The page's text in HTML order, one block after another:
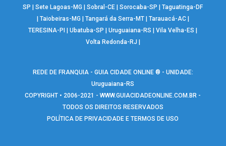
SP
|Sete Lagoas-MG |Sobral-CE |Sorocaba-SP |Taguatinga-DF
Taiobeiras-MG Tangará da Serra-MT| Tarauacá-AC|
TERESINA-PI
|Ubatuba-SP |Uruguaiana-RS |Vila Velha-ES
Volta Redonda-RJ
REDE DE FRANQUIA - GUIA CIDADE ONLINE ® - UNIDADE:
Uruguaiana-RS
COPYRIGHT • 2006-2021 -WWW.GUIACIDADEONLINE.COM.BR -
TODOS OS DIREITOS RESERVADOS
POLÍTICA DE PRIVACIDADE E TERMOS DE USO